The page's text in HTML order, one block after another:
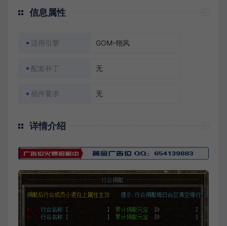
信息属性
适用引擎 GOM-翎风
配套补丁 无
插件要求 无
详情介绍